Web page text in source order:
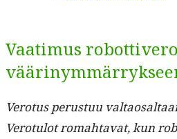
Vaatimus
Vero­tus perus­tuu
Vero­tu­lot rom­ah­ta­vat, kun